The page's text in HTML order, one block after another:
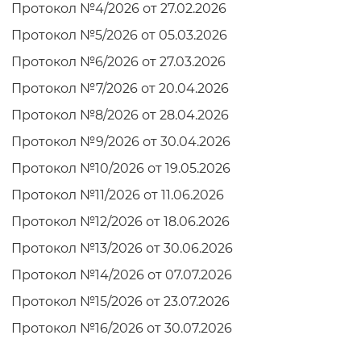
Протокол №4/2026 от 27.02.2026
Протокол №5/2026 от 05.03.2026
Протокол №6/2026 от 27.03.2026
Протокол №7/2026 от 20.04.2026
Протокол №8/2026 от 28.04.2026
Протокол №9/2026 от 30.04.2026
Протокол №10/2026 от 19.05.2026
Протокол №11/2026 от 11.06.2026
Протокол №12/2026 от 18.06.2026
Протокол №13/2026 от 30.06.2026
Протокол №14/2026 от 07.07.2026
Протокол №15/2026 от 23.07.2026
Протокол №16/2026 от 30.07.2026